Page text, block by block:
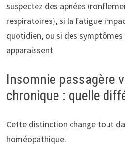
suspectez des apnées
respiratoires), si la fatigue
quotidien, ou si des symptômes
apparaissent.
Insomnie passagère
chronique : quelle
Cette distinction change tout
homéopathique.